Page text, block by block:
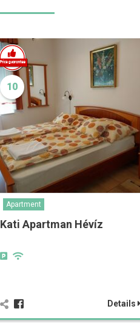
10
Apartment
Kati Apartman Hévíz
Details